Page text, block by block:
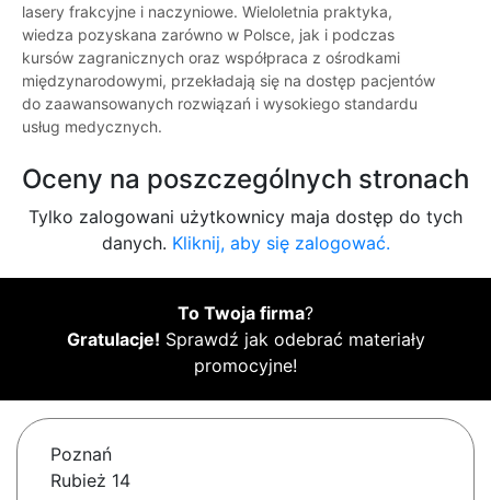
lasery frakcyjne i naczyniowe. Wieloletnia praktyka,
wiedza pozyskana zarówno w Polsce, jak i podczas
kursów zagranicznych oraz współpraca z ośrodkami
międzynarodowymi, przekładają się na dostęp pacjentów
do zaawansowanych rozwiązań i wysokiego standardu
usług medycznych.
Oceny na poszczególnych stronach
Tylko zalogowani użytkownicy maja dostęp do tych
danych. Kliknij, aby się zalogować.
To Twoja firma?
Gratulacje! Sprawdź jak odebrać materiały
promocyjne!
Poznań
Rubież 14